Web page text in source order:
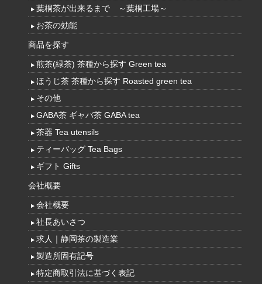
葉桐茶が出来るまで ～葉桐工場～
お茶の効能
商品を探す
煎茶(緑茶) 茶種から探す Green tea
ほうじ茶 茶種から探す Roasted green tea
その他
GABA茶 ギャバ茶 GABA tea
茶器 Tea utensils
ティーバッグ Tea Bags
ギフト Gifts
会社概要
会社概要
社長あいさつ
求人｜静岡茶の製造業
製造所固有記号
特定商取引法に基づく表記